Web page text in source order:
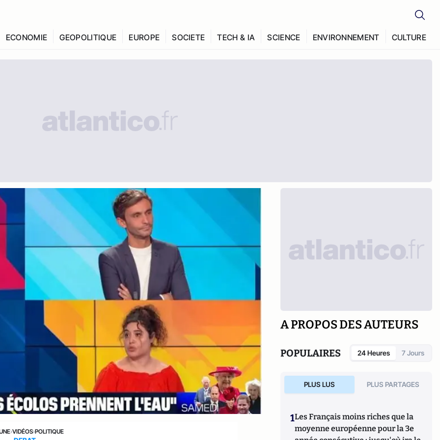
ECONOMIE GEOPOLITIQUE EUROPE SOCIETE TECH & IA SCIENCE ENVIRONNEMENT CULTURE
›VIDÉOS›POLITIQUE
A PROPOS DES AUTEURS
POPULAIRES 24 Heures 7 Jours
PLUS LUS PLUS PARTAGES
1Les Français moins riches que la
moyenne européenne pour la 3e